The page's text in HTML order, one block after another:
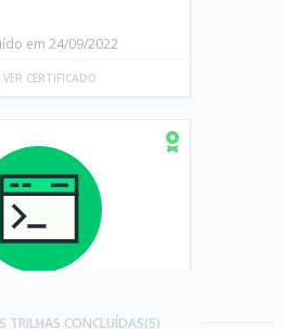
em 24/09/2022
VER CERTIFICADO
TRILHAS CONCLUÍDAS(5)